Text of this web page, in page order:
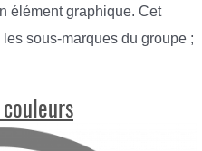
élément graphique. Cet
sous-marques du groupe ;